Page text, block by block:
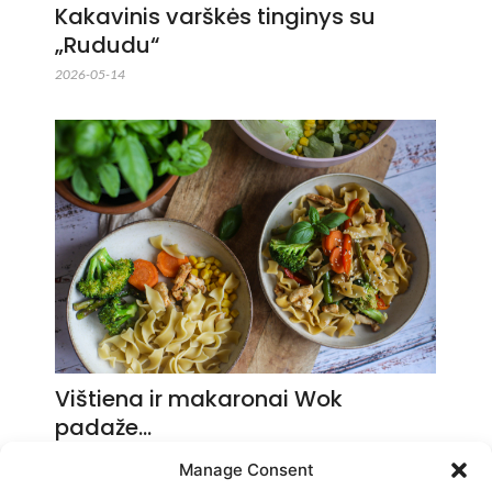
Manage Consent
Kakavinis varškės tinginys su
„Rududu“
2026-05-14
Vištiena ir makaronai Wok
padaže…